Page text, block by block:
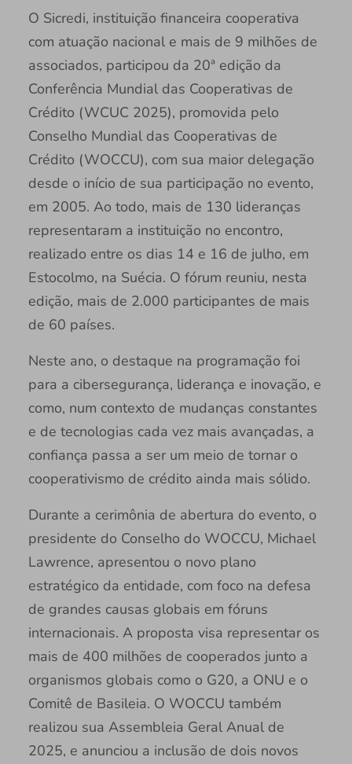
O Sicredi, instituição financeira cooperativa
com atuação nacional e mais de 9 milhões de
associados, participou da 20ª edição da
Conferência Mundial das Cooperativas de
Crédito (WCUC 2025), promovida pelo
Conselho Mundial das Cooperativas de
Crédito (WOCCU), com sua maior delegação
desde o início de sua participação no evento,
em 2005. Ao todo, mais de 130 lideranças
representaram a instituição no encontro,
realizado entre os dias 14 e 16 de julho, em
Estocolmo, na Suécia. O fórum reuniu, nesta
edição, mais de 2.000 participantes de mais
de 60 países.
Neste ano, o destaque na programação foi
para a cibersegurança, liderança e inovação, e
como, num contexto de mudanças constantes
e de tecnologias cada vez mais avançadas, a
confiança passa a ser um meio de tornar o
cooperativismo de crédito ainda mais sólido.
Durante a cerimônia de abertura do evento, o
presidente do Conselho do WOCCU, Michael
Lawrence, apresentou o novo plano
estratégico da entidade, com foco na defesa
de grandes causas globais em fóruns
internacionais. A proposta visa representar os
mais de 400 milhões de cooperados junto a
organismos globais como o G20, a ONU e o
Comitê de Basileia. O WOCCU também
realizou sua Assembleia Geral Anual de
2025, e anunciou a inclusão de dois novos